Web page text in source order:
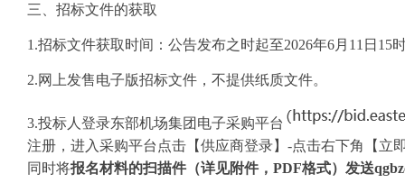
三、招标文件的获取
1.招标文件获取时间：公告发布之时起至2026年6月 11 日 1 5
2.网上发售电子版招标文件，不提供纸质文件。
3.投标人登录东部机场集团电子采购平台
注册，进入采购平台点击【供应商登录】-点击右下角【立
同时将报名材料的扫描件（详见附件， PDF格式）发送